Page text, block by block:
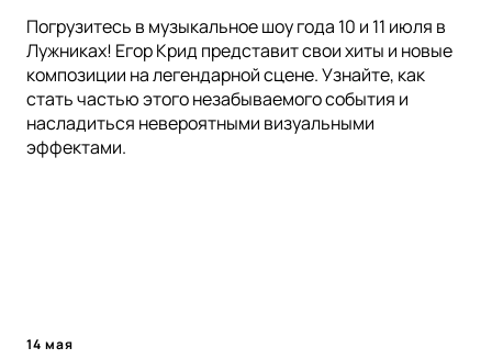
Погрузитесь в музыкальное шоу года 10 и 11 июля в
Лужниках! Егор Крид представит свои хиты и новые
композиции на легендарной сцене. Узнайте, как
стать частью этого незабываемого события и
насладиться невероятными визуальными
эффектами.
14 мая